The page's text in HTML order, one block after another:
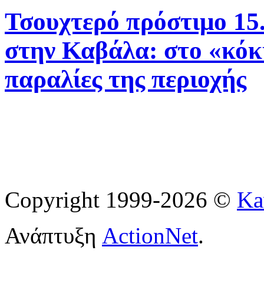
Τσουχτερό πρόστιμο
στην Καβάλα: στο
παραλίες της περιοχής
Copyright 1999-2026 ©
Ανάπτυξη ActionNet.